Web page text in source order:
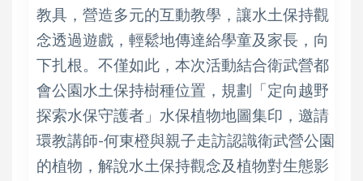
教具，營造多元的互動教學，讓水土保持觀
念透過遊戲，輕鬆地傳達給學童及家長，向
下扎根。不僅如此，本次活動結合衛武營都
會公園水土保持樹種位置，規劃「定向越野
探索水保守護者」水保植物地圖集印，邀請
環教講師-何東橙與親子走訪認識衛武營公園
的植物，解說水土保持觀念及植物對生態影